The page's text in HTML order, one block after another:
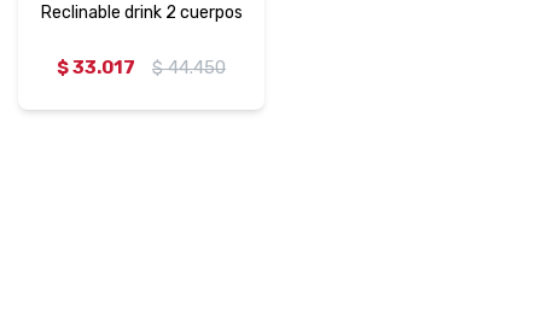
Reclinable drink 2 cuerpos
$33.017 $ 44.450